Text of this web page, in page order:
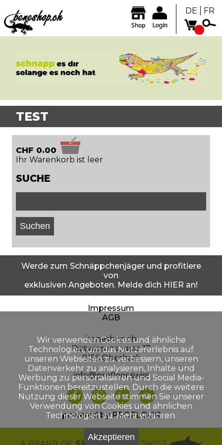
DE FR
0
TEST
CHF 0.00
Ihr Warenkorb ist leer
SUCHE
Werde zum Schnäppchenjäger und profitiere
von
exklusiven Angeboten. Melde dich HIER an!
Impressum
AGB
beneshop.ch
Rietwiesenstrasse 17
8156 Oberhasli
info@profloor.swiss
powered by PROFLOOR
Wir verwenden Cookies und ähnliche
Technologien, um das Nutzererlebnis auf
unseren Webseiten zu verbessern, unseren
Datenverkehr zu analysieren, Inhalte und
Werbung zu personalisieren und Social Media-
Funktionen bereitzustellen. Durch die weitere
Nutzung dieser Webseite stimmen Sie unserer
Verwendung von Cookies und ähnlichen
Technologien zu.Mehr erfahren.